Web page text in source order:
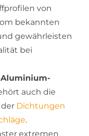
von
bekannten
gewährleisten
bei
auch die
Dichtungen
.
extremen